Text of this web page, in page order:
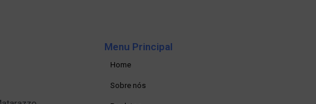
Menu Principal
Home
Sobre nós